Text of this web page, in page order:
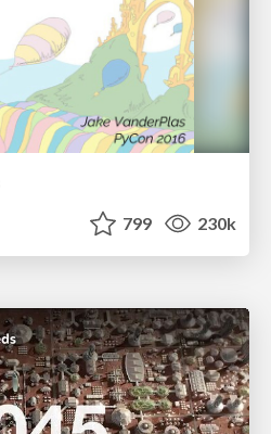
799 230k